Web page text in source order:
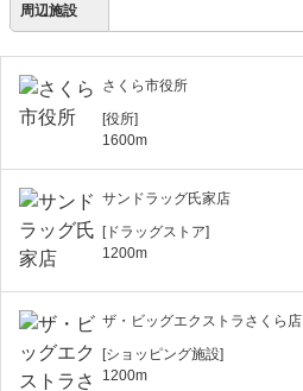
周辺施設
さくら市役所
[役所]
1600m
サンドラッグ氏家店
[ドラッグストア]
1200m
ザ・ビッグエクストラさくら店
[ショッピング施設]
1200m